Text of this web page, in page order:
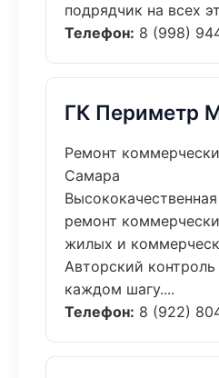
подрядчик на всех
Телефон: 8 (998)
ГК Периметр
Ремонт
Самара
ремонт
жилых и
Авторский контроль
каждом шагу....
Телефон: 8 (922)